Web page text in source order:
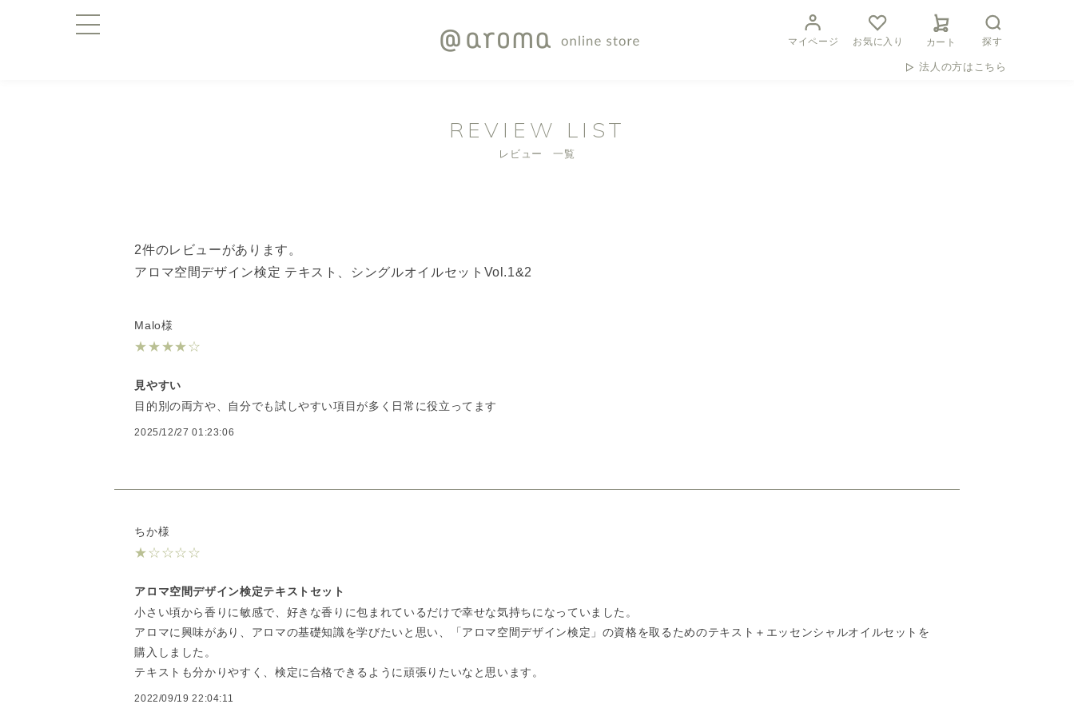
マイページ お気に入り カート 探す
法人の方はこちら
REVIEW LIST
レビュー 一覧
2件のレビューがあります。
アロマ空間デザイン検定 テキスト、シングルオイルセットVol.1&2
Malo様
★★★★☆
見やすい
目的別の両方や、自分でも試しやすい項目が多く日常に役立ってます
2025/12/27 01:23:06
ちか様
★☆☆☆☆
アロマ空間デザイン検定テキストセット
小さい頃から香りに敏感で、好きな香りに包まれているだけで幸せな気持ちになっていました。
アロマに興味があり、アロマの基礎知識を学びたいと思い、「アロマ空間デザイン検定」の資格を取るためのテキスト＋エッセンシャルオイルセットを
購入しました。
テキストも分かりやすく、検定に合格できるように頑張りたいなと思います。
2022/09/19 22:04:11